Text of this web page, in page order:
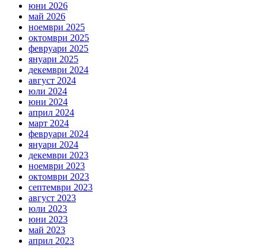
юни 2026
май 2026
ноември 2025
октомври 2025
февруари 2025
януари 2025
декември 2024
август 2024
юли 2024
юни 2024
април 2024
март 2024
февруари 2024
януари 2024
декември 2023
ноември 2023
октомври 2023
септември 2023
август 2023
юли 2023
юни 2023
май 2023
април 2023